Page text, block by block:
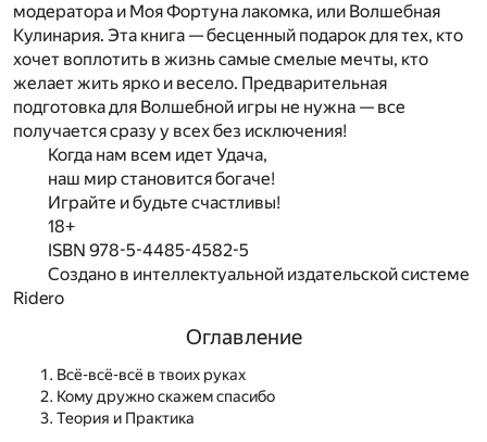
модератора и Моя Фортуна лакомка, или Волшебная
Кулинария. Эта книга — бесценный подарок для тех, кто
хочет воплотить в жизнь самые смелые мечты, кто
желает жить ярко и весело. Предварительная
подготовка для Волшебной игры не нужна — все
получается сразу у всех без исключения!
Когда нам всем идет Удача,
наш мир становится богаче!
Играйте и будьте счастливы!
18+
ISBN 978-5-4485-4582-5
Создано в интеллектуальной издательской системе
Ridero
Оглавление
Всё-всё-всё в твоих руках
Кому дружно скажем спасибо
Теория и Практика